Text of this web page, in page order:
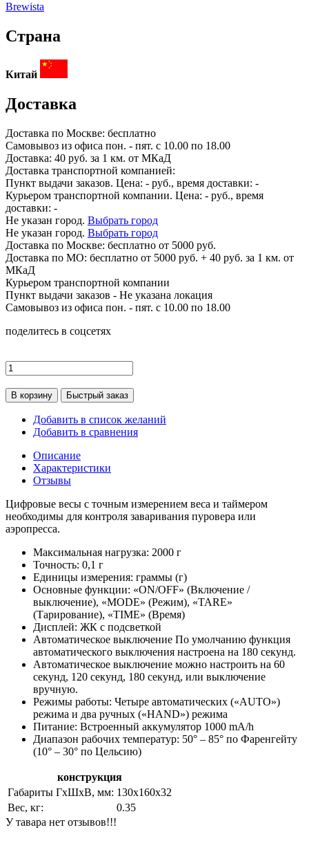
Brewista
Страна
Китай
Доставка
Доставка по Москве: бесплатно
Самовывоз из офиса пон. - пят. с 10.00 по 18.00
Доставка: 40 руб. за 1 км. от МКаД
Доставка транспортной компанией:
Пункт выдачи заказов. Цена: - руб., время доставки: -
Курьером транспортной компании. Цена: - руб., время
доставки: -
Не указан город. Выбрать город
Не указан город. Выбрать город
Доставка по Москве: бесплатно от 5000 руб.
Доставка по МО: бесплатно от 5000 руб. + 40 руб. за 1 км. от
МКаД
Курьером транспортной компании
Пункт выдачи заказов - Не указана локация
Самовывоз из офиса пон. - пят. с 10.00 по 18.00
поделитесь в соцсетях
В корзину Быстрый заказ
Добавить в список желаний
Добавить в сравнения
Описание
Характеристики
Отзывы
Цифровые весы с точным измерением веса и таймером
необходимы для контроля заваривания пуровера или
аэропресса.
Максимальная нагрузка: 2000 г
Точность: 0,1 г
Единицы измерения: граммы (г)
Основные функции: «ON/OFF» (Включение /
выключение), «MODE» (Режим), «TARE»
(Тарирование), «TIME» (Время)
Дисплей: ЖК с подсветкой
Автоматическое выключение По умолчанию функция
автоматического выключения настроена на 180 секунд.
Автоматическое выключение можно настроить на 60
секунд, 120 секунд, 180 секунд, или выключение
вручную.
Режимы работы: Четыре автоматических («AUTO»)
режима и два ручных («HAND») режима
Питание: Встроенный аккумулятор 1000 mA/h
Диапазон рабочих температур: 50° – 85° по Фаренгейту
(10° – 30° по Цельсию)
конструкция
Габариты ГхШхВ, мм: 130х160х32
Вес, кг:
0.35
У тавара нет отзывов!!!